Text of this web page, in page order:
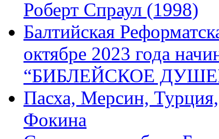
Роберт Спраул (1998)
Балтийская
октябре 2023 года
“БИБЛЕЙСКОЕ
Пасха, Мерсин,
Фокина